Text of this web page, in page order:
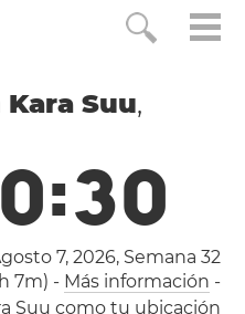
Kara Suu,
0:31
7, 2026, Semana 32
7m) - Más información -
Suu como tu ubicación